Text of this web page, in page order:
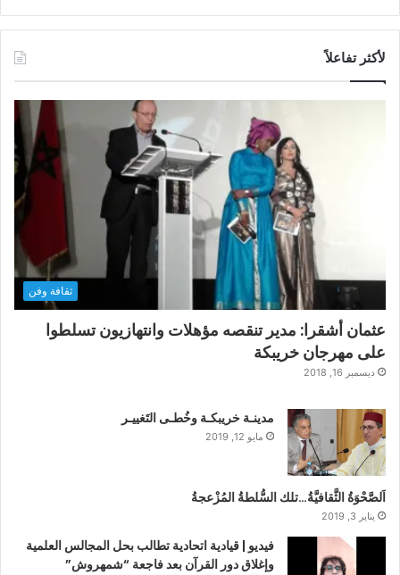
لأكثر تفاعلاً
ثقافة وفن
عثمان أشقرا: مدير تنقصه مؤهلات وانتهازيون تسلطوا
على مهرجان خريبكة
ديسمبر 16, 2018
مدينـة خريبكـة وخُطـى التَغييـر
مايو 12, 2019
اَلصَّحْوَةُ الثَّقافيَّةُ…تلك السُّلطةُ المُزْعجةُ
يناير 3, 2019
فيديو | قيادية اتحادية تطالب بحل المجالس العلمية
وإغلاق دور القرآن بعد فاجعة “شمهروش”